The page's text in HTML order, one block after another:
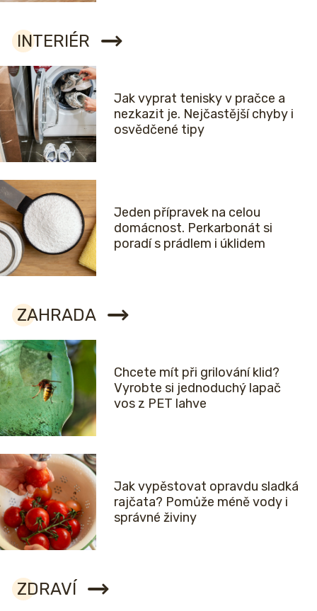
INTERIÉR
Jak vyprat tenisky v pračce a
nezkazit je. Nejčastější chyby i
osvědčené tipy
Jeden přípravek na celou
domácnost. Perkarbonát si
poradí s prádlem i úklidem
ZAHRADA
Chcete mít při grilování klid?
Vyrobte si jednoduchý lapač
vos z PET lahve
Jak vypěstovat opravdu sladká
rajčata? Pomůže méně vody i
správné živiny
ZDRAVÍ